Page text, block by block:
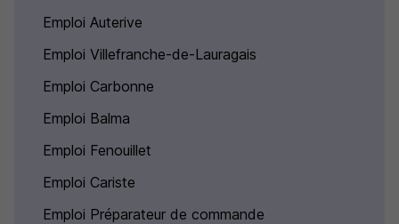
Emploi Auterive
Emploi Villefranche-de-Lauragais
Emploi Carbonne
Emploi Balma
Emploi Fenouillet
Emploi Cariste
Emploi Préparateur de commande